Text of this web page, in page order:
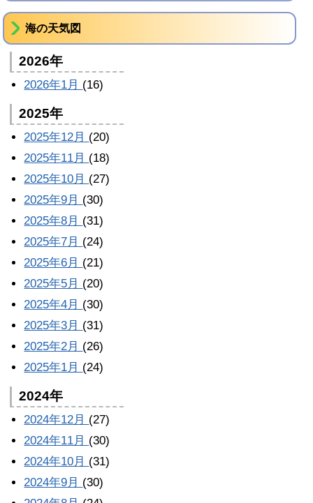
海の天気図
2026年
2026年1月 (16)
2025年
2025年12月 (20)
2025年11月 (18)
2025年10月 (27)
2025年9月 (30)
2025年8月 (31)
2025年7月 (24)
2025年6月 (21)
2025年5月 (20)
2025年4月 (30)
2025年3月 (31)
2025年2月 (26)
2025年1月 (24)
2024年
2024年12月 (27)
2024年11月 (30)
2024年10月 (31)
2024年9月 (30)